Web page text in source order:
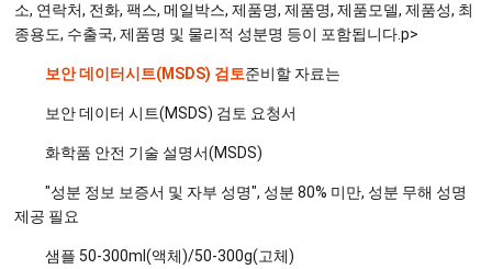
소, 연락처, 전화, 팩스, 메일박스, 제품명, 제품명, 제품모델, 제품성, 최
종용도, 수출국, 제품명 및 물리적 성분명 등이 포함됩니다.p>
보안 데이터시트(MSDS) 검토준비할 자료는
보안 데이터 시트(MSDS) 검토 요청서
화학품 안전 기술 설명서(MSDS)
"성분 정보 보증서 및 자부 성명", 성분 80% 미만, 성분 무해 성명
제공 필요
샘플 50-300ml(액체)/50-300g(고체)